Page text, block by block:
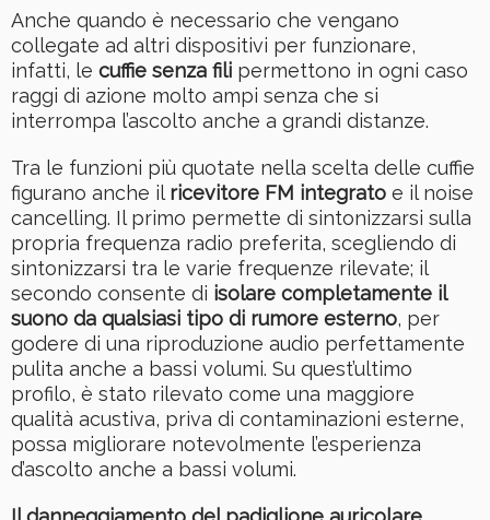
Anche quando è necessario che vengano
collegate ad altri dispositivi per funzionare,
infatti, le cuffie senza fili permettono in ogni caso
raggi di azione molto ampi senza che si
interrompa l’ascolto anche a grandi distanze.
Tra le funzioni più quotate nella scelta delle cuffie
figurano anche il ricevitore FM integrato e il noise
cancelling. Il primo permette di sintonizzarsi sulla
propria frequenza radio preferita, scegliendo di
sintonizzarsi tra le varie frequenze rilevate; il
secondo consente di isolare completamente il
suono da qualsiasi tipo di rumore esterno, per
godere di una riproduzione audio perfettamente
pulita anche a bassi volumi. Su quest’ultimo
profilo, è stato rilevato come una maggiore
qualità acustiva, priva di contaminazioni esterne,
possa migliorare notevolmente l’esperienza
d’ascolto anche a bassi volumi.